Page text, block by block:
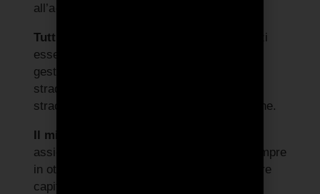
all’acquisto o al leasing di un veicolo.
Tutti i servizi inclusi:
Godi di tutti i servizi
essenziali, tra cui coperture assicurative,
gestione burocratica e sinistri, soccorso
stradale H24, manutenzione ordinaria e
straordinaria, assistenza e immatricolazione.
Il miglior veicolo per il tuo business:
assicuri l’auto ideale per la tua attività, sempre
in ottime condizioni, senza dover impegnare
capitale o fare investimenti iniziali.